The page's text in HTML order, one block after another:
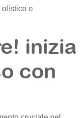
olistico e
inizia
con